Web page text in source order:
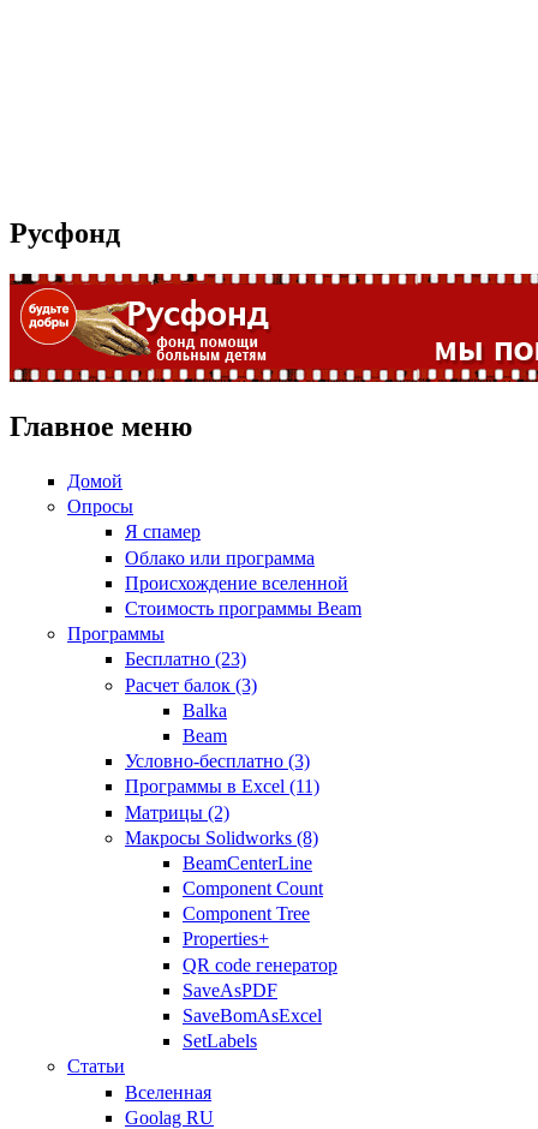
Русфонд
Главное меню
Домой
Опросы
Я спамер
Облако или программа
Происхождение вселенной
Стоимость программы Beam
Программы
Бесплатно (23)
Расчет балок (3)
Balka
Beam
Условно-бесплатно (3)
Программы в Excel (11)
Матрицы (2)
Макросы Solidworks (8)
BeamCenterLine
Component Count
Component Tree
Properties+
QR code генератор
SaveAsPDF
SaveBomAsExcel
SetLabels
Статьи
Вселенная
Goolag RU